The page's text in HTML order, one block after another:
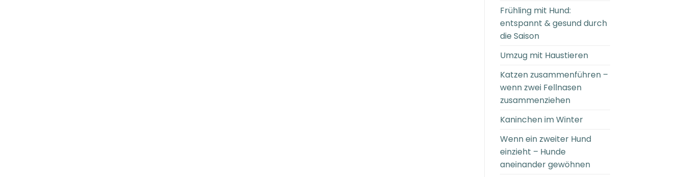
Frühling mit Hund:
entspannt & gesund durch
die Saison
Umzug mit Haustieren
Katzen zusammenführen –
wenn zwei Fellnasen
zusammenziehen
Kaninchen im Winter
Wenn ein zweiter Hund
einzieht – Hunde
aneinander gewöhnen